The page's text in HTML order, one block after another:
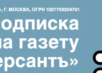
Реклама